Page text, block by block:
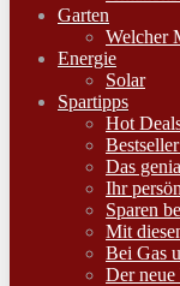
Garten
Welcher
Energie
Solar
Spartipps
Hot
Das
Ihr
Sparen
Mit
Bei Gas
Der